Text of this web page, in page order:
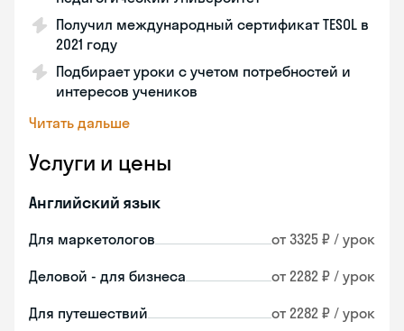
Получил международный сертификат TESOL в
2021 году
Подбирает уроки с учетом потребностей и
интересов учеников
Читать дальше
Услуги и цены
Английский язык
Для маркетологов от 3325 ₽ / урок
Деловой - для бизнеса от 2282 ₽ / урок
Для путешествий от 2282 ₽ / урок